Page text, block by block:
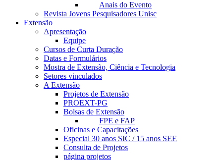
Anais do Evento
Revista Jovens Pesquisadores Unisc
Extensão
Apresentação
Equipe
Cursos de Curta Duração
Datas e Formulários
Mostra de Extensão, Ciência e Tecnologia
Setores vinculados
A Extensão
Projetos de Extensão
PROEXT-PG
Bolsas de Extensão
FPE e FAP
Oficinas e Capacitações
Especial 30 anos SIC / 15 anos SEE
Consulta de Projetos
página projetos